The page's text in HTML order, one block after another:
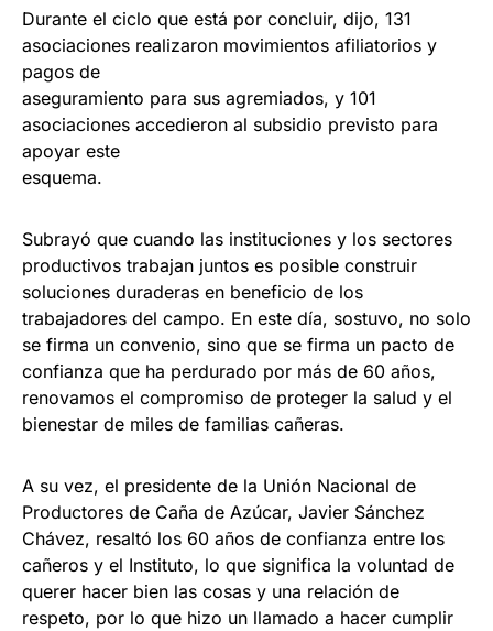
Durante el ciclo que está por concluir, dijo, 131
asociaciones realizaron movimientos afiliatorios y
pagos de
aseguramiento para sus agremiados, y 101
asociaciones accedieron al subsidio previsto para
apoyar este
esquema.
Subrayó que cuando las instituciones y los sectores
productivos trabajan juntos es posible construir
soluciones duraderas en beneficio de los
trabajadores del campo. En este día, sostuvo, no solo
se firma un convenio, sino que se firma un pacto de
confianza que ha perdurado por más de 60 años,
renovamos el compromiso de proteger la salud y el
bienestar de miles de familias cañeras.
A su vez, el presidente de la Unión Nacional de
Productores de Caña de Azúcar, Javier Sánchez
Chávez, resaltó los 60 años de confianza entre los
cañeros y el Instituto, lo que significa la voluntad de
querer hacer bien las cosas y una relación de
respeto, por lo que hizo un llamado a hacer cumplir